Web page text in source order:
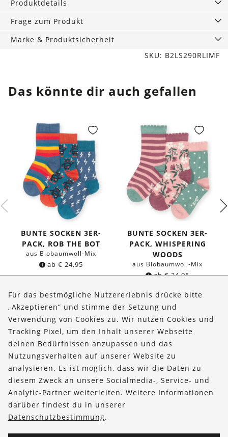
Produktdetails
Frage zum Produkt
Marke & Produktsicherheit
SKU: B2LS290RLIMF
Das könnte dir auch gefallen
BUNTE SOCKEN 3ER-
PACK, ROB THE BOT
aus Biobaumwoll-Mix
ab€ 24,95
BUNTE SOCKEN 3ER-
PACK, WHISPERING
WOODS
aus Biobaumwoll-Mix
ab€24,95
Über uns
Bestellungen
Kontakt & Hilfe
FOLLOW US
Für das bestmögliche Nutzererlebnis drücke bitte
„Akzeptieren“ und stimme der Setzung und
Verwendung von Cookies zu. Wir nutzen Cookies und
Tracking Pixel, um den Inhalt unserer Webseite
deinen Bedürfnissen anzupassen und das
Nutzungsverhalten auf unserer Website zu
analysieren. Es ist möglich, dass wir die Daten zu
diesem Zweck an unsere Socialmedia-, Service- und
Analytic-Partner weiterleiten. Weitere Informationen
darüber findest du in unserer
Datenschutzbestimmung.